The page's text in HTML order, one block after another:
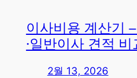
이사비용 계산기
·일반이사 견적 비
2월 13, 2026